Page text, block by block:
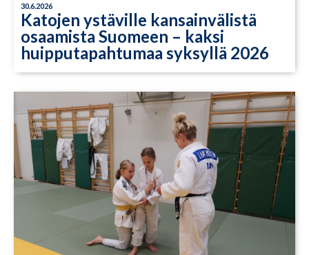
30.6.2026
Katojen ystäville kansainvälistä
osaamista Suomeen – kaksi
huipputapahtumaa syksyllä 2026